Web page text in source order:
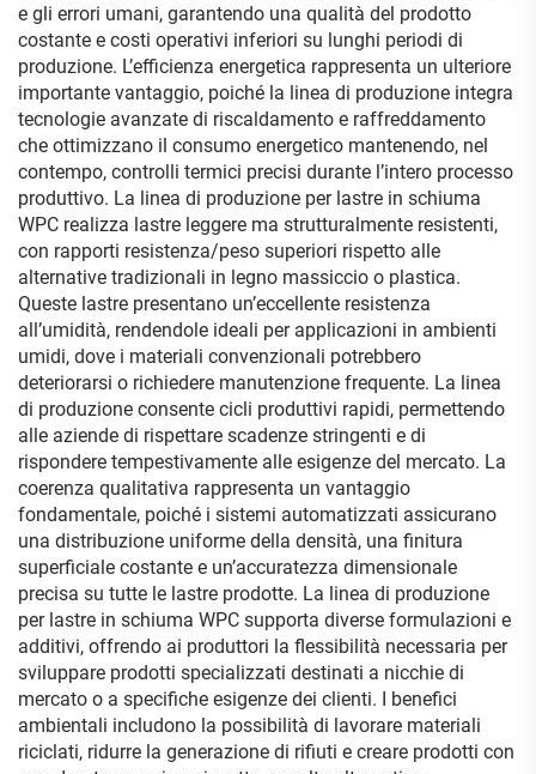
e gli errori umani, garantendo una qualità del prodotto
costante e costi operativi inferiori su lunghi periodi di
produzione. L’efficienza energetica rappresenta un ulteriore
importante vantaggio, poiché la linea di produzione integra
tecnologie avanzate di riscaldamento e raffreddamento
che ottimizzano il consumo energetico mantenendo, nel
contempo, controlli termici precisi durante l’intero processo
produttivo. La linea di produzione per lastre in schiuma
WPC realizza lastre leggere ma strutturalmente resistenti,
con rapporti resistenza/peso superiori rispetto alle
alternative tradizionali in legno massiccio o plastica.
Queste lastre presentano un’eccellente resistenza
all’umidità, rendendole ideali per applicazioni in ambienti
umidi, dove i materiali convenzionali potrebbero
deteriorarsi o richiedere manutenzione frequente. La linea
di produzione consente cicli produttivi rapidi, permettendo
alle aziende di rispettare scadenze stringenti e di
rispondere tempestivamente alle esigenze del mercato. La
coerenza qualitativa rappresenta un vantaggio
fondamentale, poiché i sistemi automatizzati assicurano
una distribuzione uniforme della densità, una finitura
superficiale costante e un’accuratezza dimensionale
precisa su tutte le lastre prodotte. La linea di produzione
per lastre in schiuma WPC supporta diverse formulazioni e
additivi, offrendo ai produttori la flessibilità necessaria per
sviluppare prodotti specializzati destinati a nicchie di
mercato o a specifiche esigenze dei clienti. I benefici
ambientali includono la possibilità di lavorare materiali
riciclati, ridurre la generazione di rifiuti e creare prodotti con